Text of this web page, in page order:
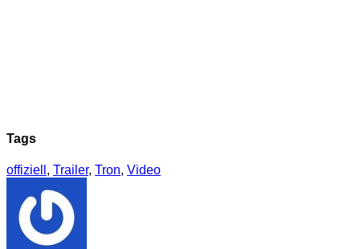
Tags
offiziell , Trailer, Tron, Video